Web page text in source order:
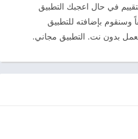
في حال اعجبك التطبيق
وسنقوم بإضافته للتطبيق
بدون نت. التطبيق مجاني.